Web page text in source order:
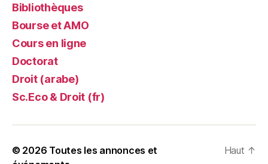
Bibliothèques
Bourse et AMO
Cours en ligne
Doctorat
Droit (arabe)
Sc.Eco & Droit (fr)
© 2026 Toutes les annonces et
Haut ↑